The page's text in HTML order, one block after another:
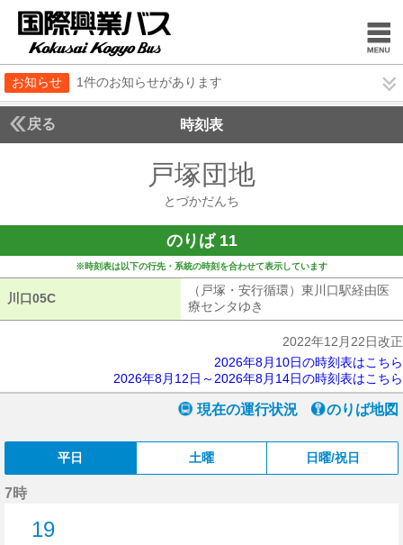
お知らせ 1件のお知らせがあります
戻る 時刻表
戸塚団地
とづかだんち
のりば 11
※時刻表は以下の行先・系統の時刻を合わせて表示しています
川口05C
（戸塚・安行循環）東川口駅経由医
療センタゆき
2022年12月22日改正
2026年8月10日の時刻表はこちら
2026年8月12日～2026年8月14日の時刻表はこちら
現在の運行状況 のりば地図
平日 土曜 日曜/祝日
7時
19